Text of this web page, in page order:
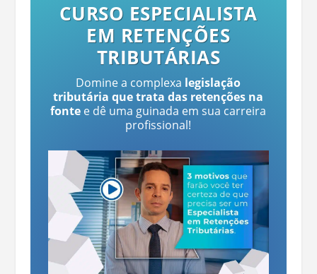
CURSO ESPECIALISTA
EM RETENÇÕES
TRIBUTÁRIAS
Domine a complexa legislação
tributária que trata das retenções na
fonte e dê uma guinada em sua carreira
profissional!